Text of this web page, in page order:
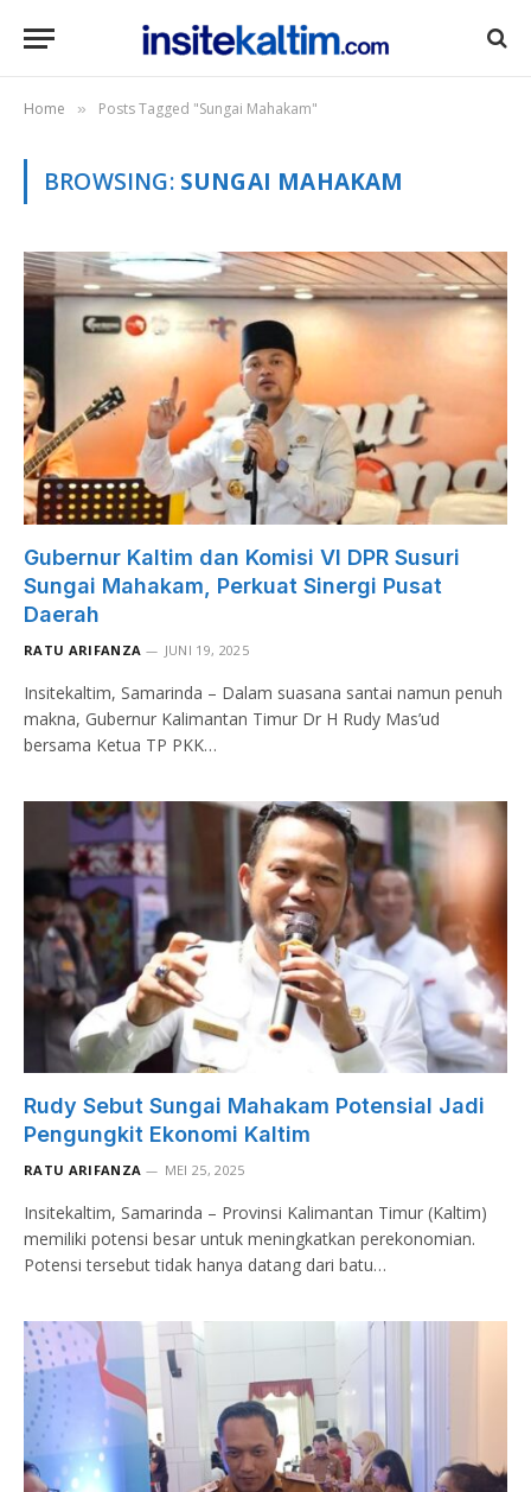
Home » Posts Tagged "Sungai Mahakam"
BROWSING: SUNGAI MAHAKAM
Gubernur Kaltim dan Komisi VI DPR Susuri
Sungai Mahakam, Perkuat Sinergi Pusat
Daerah
RATU ARIFANZA JUNI 19, 2025
Insitekaltim, Samarinda – Dalam suasana santai namun penuh
makna, Gubernur Kalimantan Timur Dr H Rudy Mas’ud
bersama Ketua TP PKK…
Rudy Sebut Sungai Mahakam Potensial Jadi
Pengungkit Ekonomi Kaltim
RATU ARIFANZA MEI 25, 2025
Insitekaltim, Samarinda – Provinsi Kalimantan Timur (Kaltim)
memiliki potensi besar untuk meningkatkan perekonomian.
Potensi tersebut tidak hanya datang dari batu…